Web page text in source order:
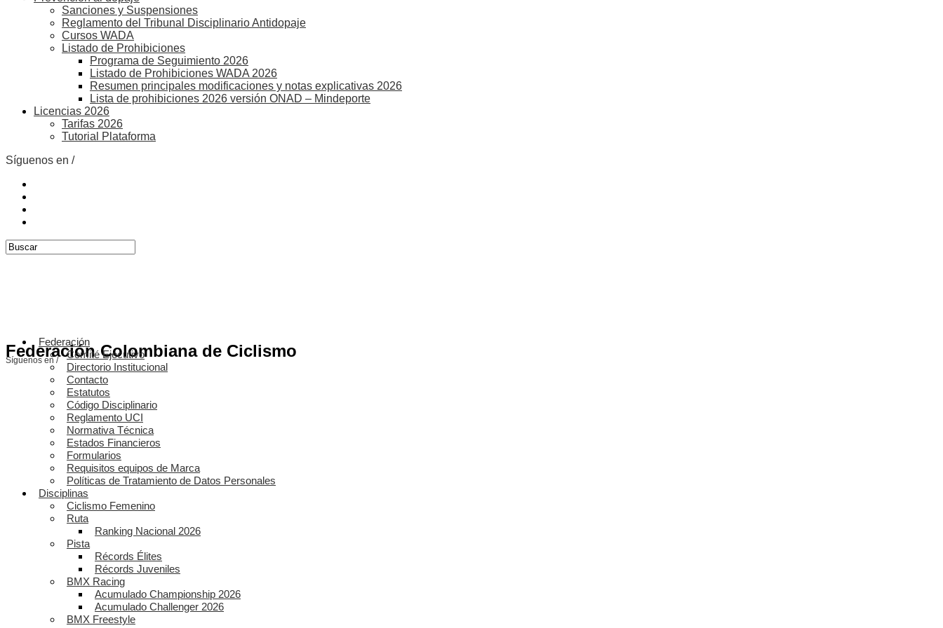
Sanciones y Suspensiones
Reglamento del Tribunal Disciplinario Antidopaje
Cursos WADA
Listado de Prohibiciones
Programa de Seguimiento 2026
Listado de Prohibiciones WADA 2026
Resumen principales modificaciones y notas explicativas 2026
Lista de prohibiciones 2026 versión ONAD – Mindeporte
Licencias 2026
Tarifas 2026
Tutorial Plataforma
Síguenos en /
Federación Colombiana de Ciclismo
Síguenos en /
Federación
Comité Ejecutivo
Directorio Institucional
Contacto
Estatutos
Código Disciplinario
Reglamento UCI
Normativa Técnica
Estados Financieros
Formularios
Requisitos equipos de Marca
Políticas de Tratamiento de Datos Personales
Disciplinas
Ciclismo Femenino
Ruta
Ranking Nacional 2026
Pista
Récords Élites
Récords Juveniles
BMX Racing
Acumulado Championship 2026
Acumulado Challenger 2026
BMX Freestyle